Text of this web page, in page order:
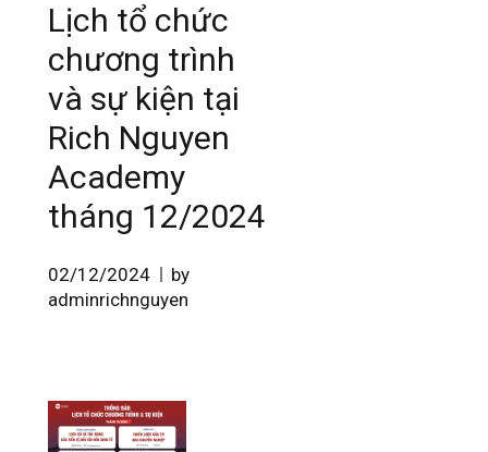
Lịch tổ chức
chương trình
và sự kiện tại
Rich Nguyen
Academy
tháng 12/2024
02/12/2024
by
adminrichnguyen